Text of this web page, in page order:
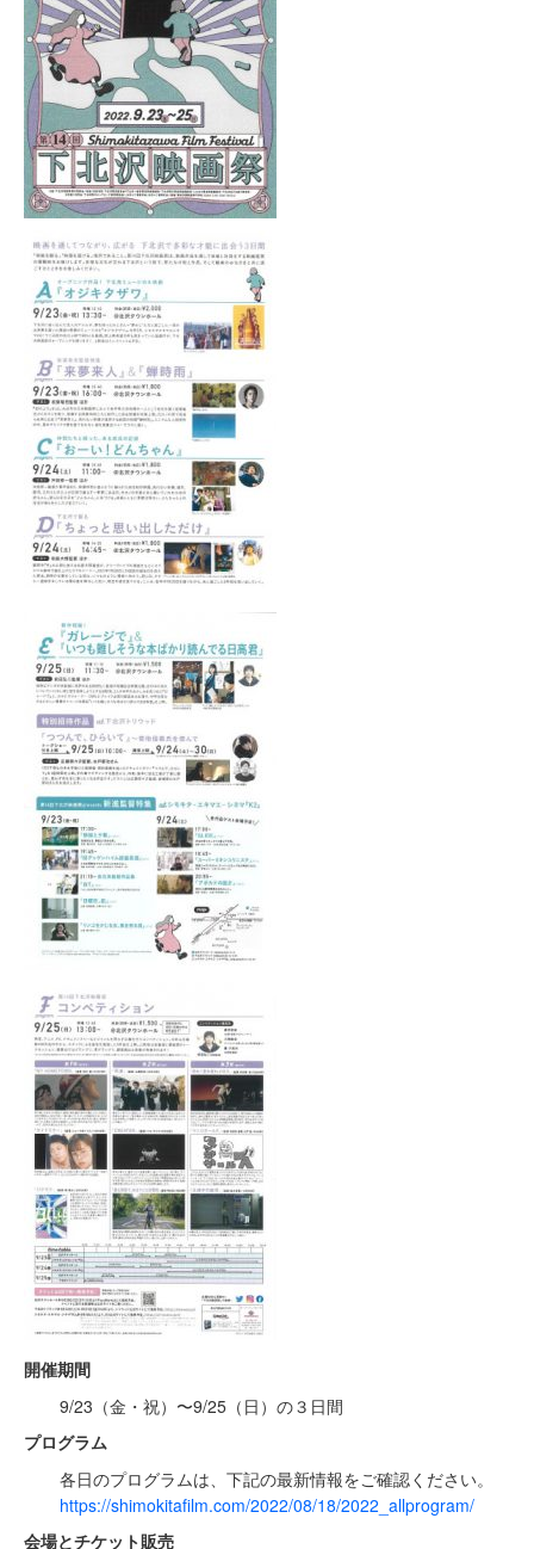
開催期間
9/23（⾦・祝）〜9/25（⽇）の３⽇間
プログラム
各日のプログラムは、下記の最新情報をご確認ください。
https://shimokitafilm.com/2022/08/18/2022_allprogram/
会場とチケット販売